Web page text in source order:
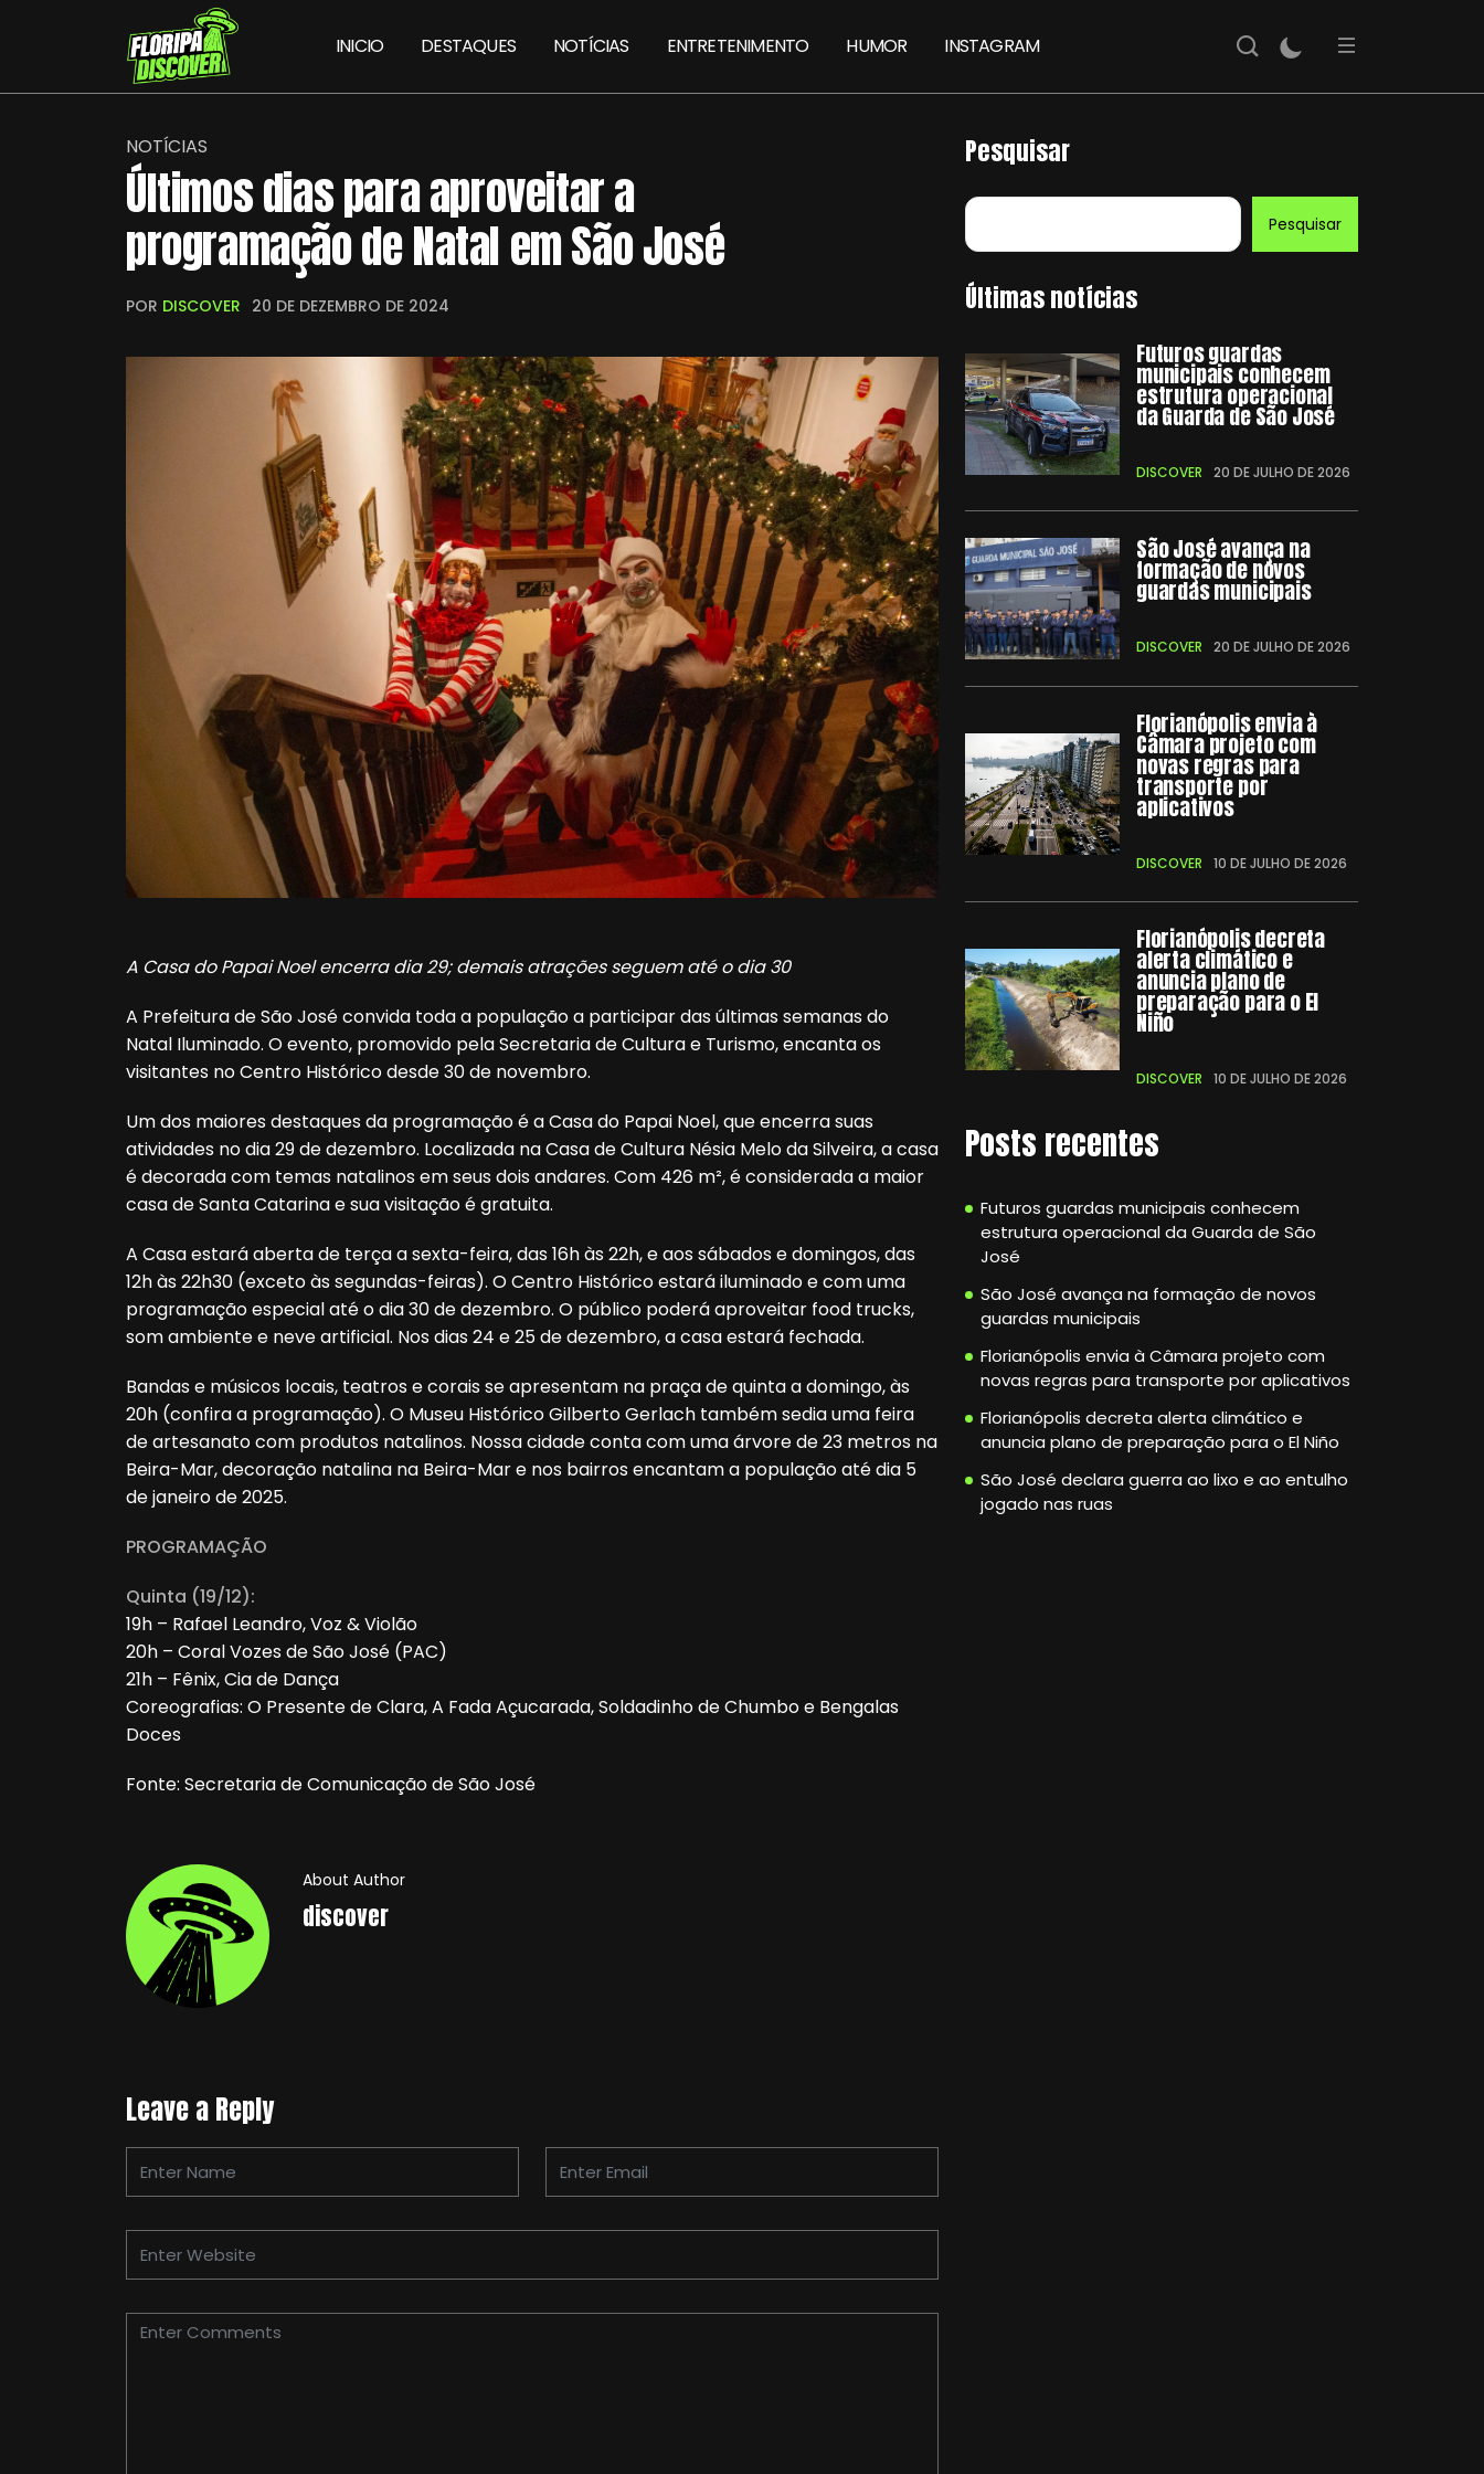
INICIO DESTAQUES NOTÍCIAS ENTRETENIMENTO HUMOR INSTAGRAM
NOTÍCIAS
Últimos dias para aproveitar a
programação de Natal em São José
POR DISCOVER 20 DE DEZEMBRO DE 2024
A Casa do Papai Noel encerra dia 29; demais atrações seguem até o dia 30
A Prefeitura de São José convida toda a população a participar das últimas semanas do
Natal Iluminado. O evento, promovido pela Secretaria de Cultura e Turismo, encanta os
visitantes no Centro Histórico desde 30 de novembro.
Um dos maiores destaques da programação é a Casa do Papai Noel, que encerra suas
atividades no dia 29 de dezembro. Localizada na Casa de Cultura Nésia Melo da Silveira, a casa
é decorada com temas natalinos em seus dois andares. Com 426 m², é considerada a maior
casa de Santa Catarina e sua visitação é gratuita.
A Casa estará aberta de terça a sexta-feira, das 16h às 22h, e aos sábados e domingos, das
12h às 22h30 (exceto às segundas-feiras). O Centro Histórico estará iluminado e com uma
programação especial até o dia 30 de dezembro. O público poderá aproveitar food trucks,
som ambiente e neve artificial. Nos dias 24 e 25 de dezembro, a casa estará fechada.
Bandas e músicos locais, teatros e corais se apresentam na praça de quinta a domingo, às
20h (confira a programação). O Museu Histórico Gilberto Gerlach também sedia uma feira
de artesanato com produtos natalinos. Nossa cidade conta com uma árvore de 23 metros na
Beira-Mar, decoração natalina na Beira-Mar e nos bairros encantam a população até dia 5
de janeiro de 2025.
PROGRAMAÇÃO
Quinta (19/12):
19h – Rafael Leandro, Voz & Violão
20h – Coral Vozes de São José (PAC)
21h – Fênix, Cia de Dança
Coreografias: O Presente de Clara, A Fada Açucarada, Soldadinho de Chumbo e Bengalas
Doces
Fonte: Secretaria de Comunicação de São José
About Author
discover
Leave a Reply
Pesquisar
Pesquisar
Últimas notícias
Futuros guardas
municipais conhecem
estrutura operacional
da Guarda de São José
DISCOVER 20 DE JULHO DE 2026
São José avança na
formação de novos
guardas municipais
DISCOVER 20 DE JULHO DE 2026
Florianópolis envia à
Câmara projeto com
novas regras para
transporte por
aplicativos
DISCOVER 10 DE JULHO DE 2026
Florianópolis decreta
alerta climático e
anuncia plano de
preparação para o El
Niño
DISCOVER 10 DE JULHO DE 2026
Posts recentes
Futuros guardas municipais conhecem
estrutura operacional da Guarda de São
José
São José avança na formação de novos
guardas municipais
Florianópolis envia à Câmara projeto com
novas regras para transporte por aplicativos
Florianópolis decreta alerta climático e
anuncia plano de preparação para o El Niño
São José declara guerra ao lixo e ao entulho
jogado nas ruas